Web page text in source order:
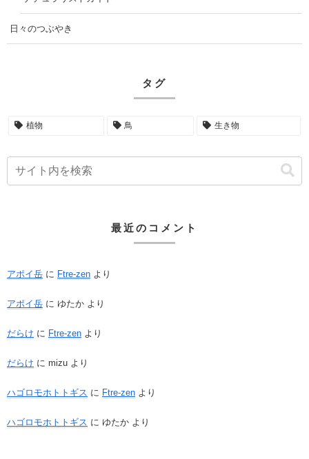
日々のつぶやき
タグ
植物 鳥 生き物
最近のコメント
アポイ岳 に Ftre-zen より
アポイ岳 に ゆたか より
だらけ に Ftre-zen より
だらけ に mizu より
ハゴロモホトトギス に Ftre-zen より
ハゴロモホトトギス に ゆたか より